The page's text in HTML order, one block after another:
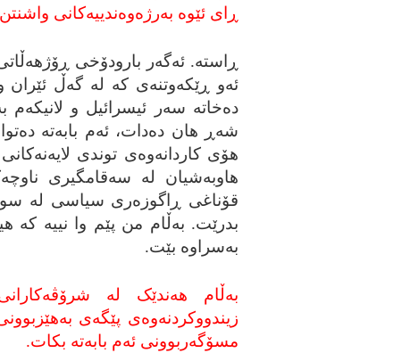
ڕای ئێوه‌ به‌رژه‌وه‌ندییه‌کانی
ڕاسته‌. ئه‌گه‌ر بارودۆخی
ئه‌و ڕێکه‌وتنه‌ی که‌ له‌ گه‌ڵ
ده‌خاته‌ سه‌ر ئیسرائیل و
شه‌ڕ هان ده‌دات، ئه‌م بابه‌ته‌
هۆی کاردانه‌وه‌ی توندی
هاوبه‌شیان له‌ سه‌قامگیری
قۆناغی ڕاگوزه‌ری سیاسی له‌
بدرێت. به‌ڵام من پێم وا نییه‌ که‌
به‌سراوه‌ بێت.
به‌ڵام هه‌ندێک له‌
زیندووکردنه‌وه‌ی پێگه‌ی
مسۆگه‌ربوونی ئه‌م بابه‌ته‌ بکات.